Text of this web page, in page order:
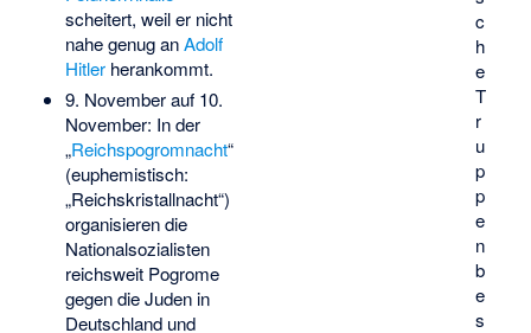
c
h
e
T
r
u
p
p
e
n
b
e
s
scheitert, weil er nicht
nahe genug anAdolf
Hitlerherankommt.
9. November auf 10.
November: In der
„Reichspogromnacht“
(euphemistisch:
„Reichskristallnacht“)
organisieren die
Nationalsozialisten
reichsweit Pogrome
gegen die Juden in
Deutschland und